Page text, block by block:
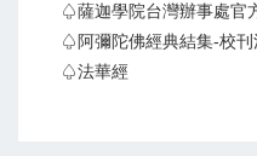
♤薩迦學院台灣辦事處官
♤阿彌陀佛經典結集-校刊
♤法華經